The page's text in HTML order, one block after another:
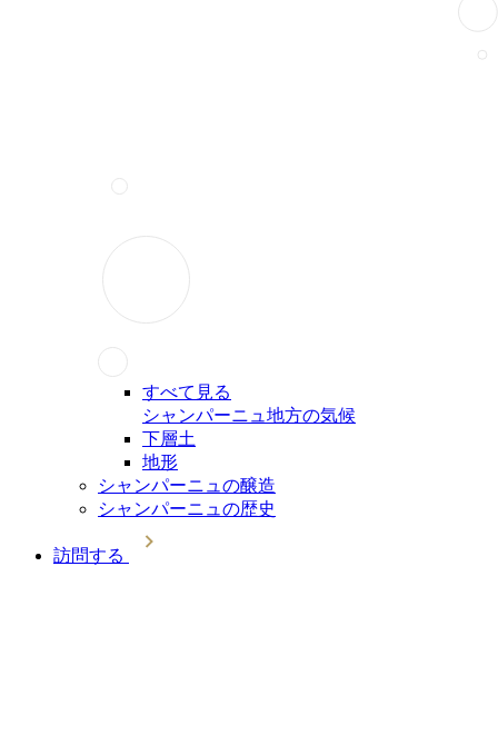
すべて見る
シャンパーニュ地方の気候
下層土
地形
シャンパーニュの醸造
シャンパーニュの歴史
訪問する